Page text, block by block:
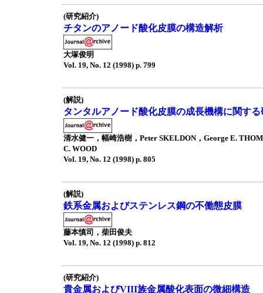
(研究紹介)
チタンのアノード酸化皮膜の構造解析
大塚俊明
Vol. 19, No. 12 (1998) p. 799
(解説)
タンタルアノード酸化皮膜の成長機構に関す
清水健一，幅崎浩樹，Peter SKELDON，George E.
C. WOOD
Vol. 19, No. 12 (1998) p. 805
(解説)
鉄系金属およびステンレス鋼の不働態皮膜
藤本慎司，柴田俊夫
Vol. 19, No. 12 (1998) p. 812
(研究紹介)
貴金属およびVIII族金属酸化表面の微細構造